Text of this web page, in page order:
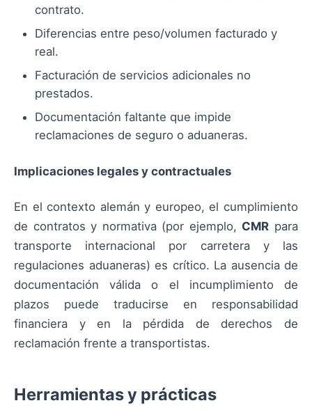
contrato.
Diferencias entre peso/volumen facturado y
real.
Facturación de servicios adicionales no
prestados.
Documentación faltante que impide
reclamaciones de seguro o aduaneras.
Implicaciones legales y contractuales
En el contexto alemán y europeo, el cumplimiento
de contratos y normativa (por ejemplo, CMR para
transporte internacional por carretera y las
regulaciones aduaneras) es crítico. La ausencia de
documentación válida o el incumplimiento de
plazos puede traducirse en responsabilidad
financiera y en la pérdida de derechos de
reclamación frente a transportistas.
Herramientas y prácticas